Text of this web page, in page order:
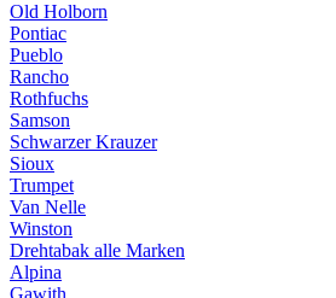
Old Holborn
Pontiac
Pueblo
Rancho
Rothfuchs
Samson
Schwarzer Krauzer
Sioux
Trumpet
Van Nelle
Winston
Drehtabak alle Marken
Alpina
Gawith